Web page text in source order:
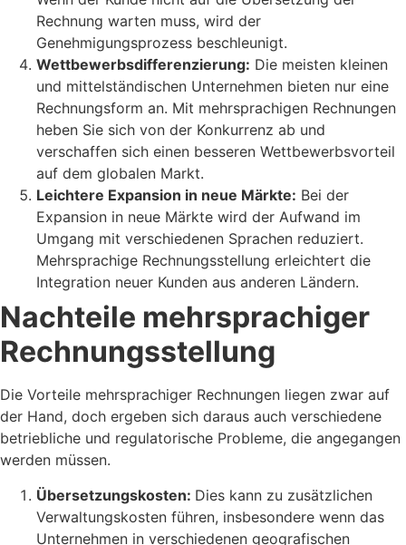
Rechnung warten muss, wird der
Genehmigungsprozess beschleunigt.
Wettbewerbsdifferenzierung: Die meisten kleinen
und mittelständischen Unternehmen bieten nur eine
Rechnungsform an. Mit mehrsprachigen Rechnungen
heben Sie sich von der Konkurrenz ab und
verschaffen sich einen besseren Wettbewerbsvorteil
auf dem globalen Markt.
Leichtere Expansion in neue Märkte: Bei der
Expansion in neue Märkte wird der Aufwand im
Umgang mit verschiedenen Sprachen reduziert.
Mehrsprachige Rechnungsstellung erleichtert die
Integration neuer Kunden aus anderen Ländern.
Nachteile mehrsprachiger
Rechnungsstellung
Die Vorteile mehrsprachiger Rechnungen liegen zwar auf
der Hand, doch ergeben sich daraus auch verschiedene
betriebliche und regulatorische Probleme, die angegangen
werden müssen.
Übersetzungskosten: Dies kann zu zusätzlichen
Verwaltungskosten führen, insbesondere wenn das
Unternehmen in verschiedenen geografischen